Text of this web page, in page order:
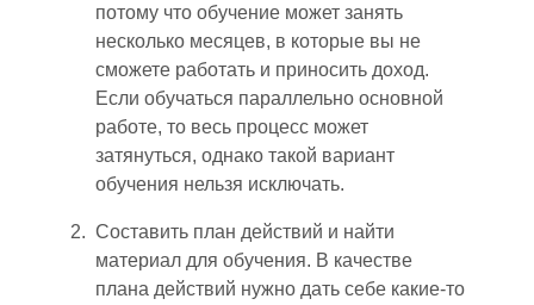
потому что обучение может занять
несколько месяцев, в которые вы не
сможете работать и приносить доход.
Если обучаться параллельно основной
работе, то весь процесс может
затянуться, однако такой вариант
обучения нельзя исключать.
Составить план действий и найти
материал для обучения. В качестве
плана действий нужно дать себе какие-то